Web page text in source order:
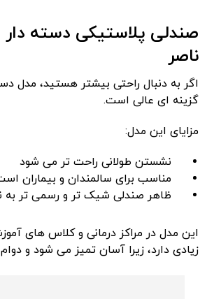
ناصر
گزینه ‌ای عالی است.
مزایای این مدل:
نشستن طولانی راحت ‌تر می ‌شود
مناسب برای سالمندان و بیماران
ظاهر صندلی شیک‌ تر و رسمی‌ تر به
این مدل در مراکز درمانی و کلاس‌ های
زیادی دارد، زیرا آسان تمیز می ‌شود و دوام